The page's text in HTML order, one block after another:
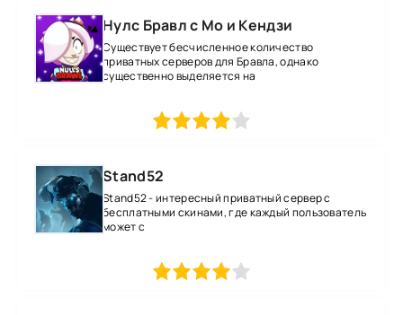
Нулс Бравл с Мо и Кендзи
Существует бесчисленное количество
приватных серверов для Бравла, однако
существенно выделяется на
Stand52
Stand52 - интересный приватный сервер с
бесплатными скинами, где каждый пользователь
может с